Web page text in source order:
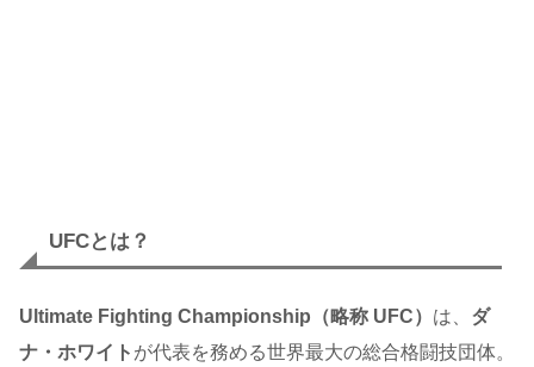
UFCとは？
Ultimate Fighting Championship（略称 UFC） は、 ダ
ナ・ホワイト が代表を務める世界最大の総合格闘技団体。